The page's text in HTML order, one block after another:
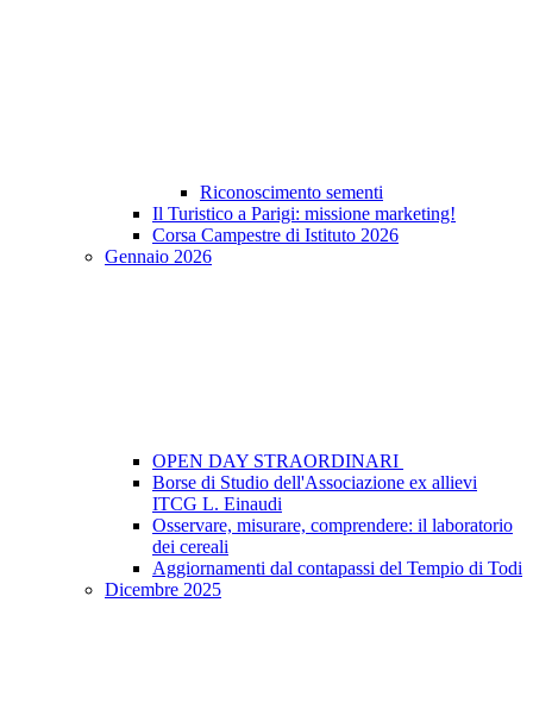
Riconoscimento sementi
Il Turistico a Parigi: missione marketing!
Corsa Campestre di Istituto 2026
Gennaio 2026
OPEN DAY STRAORDINARI
Borse di Studio dell'Associazione ex allievi
ITCG L. Einaudi
Osservare, misurare, comprendere: il laboratorio
dei cereali
Aggiornamenti dal contapassi del Tempio di Todi
Dicembre 2025